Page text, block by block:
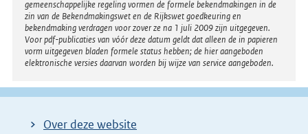
gemeenschappelijke regeling vormen de formele bekendmakingen in de
zin van de Bekendmakingswet en de Rijkswet goedkeuring en
bekendmaking verdragen voor zover ze na 1 juli 2009 zijn uitgegeven.
Voor pdf-publicaties van vóór deze datum geldt dat alleen de in papieren
vorm uitgegeven bladen formele status hebben; de hier aangeboden
elektronische versies daarvan worden bij wijze van service aangeboden.
Over deze website